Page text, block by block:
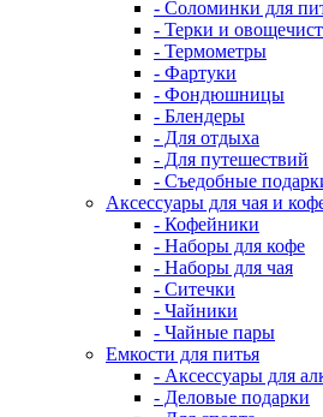
- Соломинки для
- Терки и
- Термометры
- Фартуки
- Фондюшницы
- Блендеры
- Для отдыха
- Для путешествий
- Съедобные
Аксессуары для чая и
- Кофейники
- Наборы для кофе
- Наборы для чая
- Ситечки
- Чайники
- Чайные пары
Емкости для питья
- Аксессуары для
- Деловые подарки